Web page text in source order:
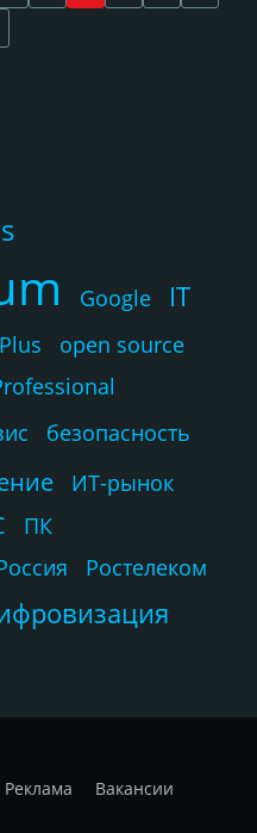
Google IT
open source
безопасность
ИТ-рынок
ПК
Ростелеком
Реклама
Вакансии